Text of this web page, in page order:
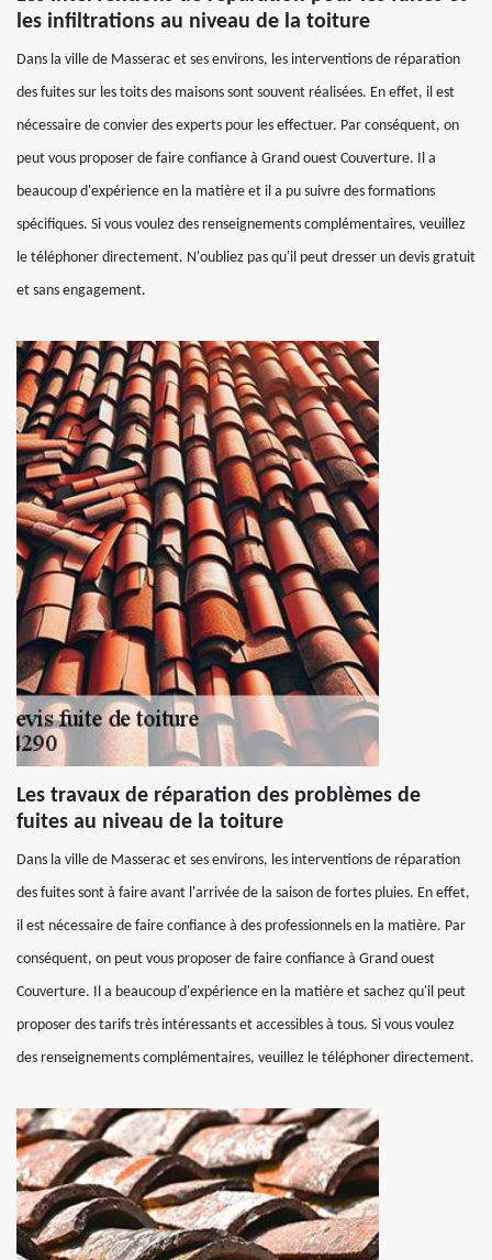
les infiltrations au niveau de la toiture
Dans la ville de Masserac et ses environs, les interventions de réparation
des fuites sur les toits des maisons sont souvent réalisées. En effet, il est
nécessaire de convier des experts pour les effectuer. Par conséquent, on
peut vous proposer de faire confiance à Grand ouest Couverture. Il a
beaucoup d'expérience en la matière et il a pu suivre des formations
spécifiques. Si vous voulez des renseignements complémentaires, veuillez
le téléphoner directement. N'oubliez pas qu'il peut dresser un devis gratuit
et sans engagement.
Les travaux de réparation des problèmes de
fuites au niveau de la toiture
Dans la ville de Masserac et ses environs, les interventions de réparation
des fuites sont à faire avant l'arrivée de la saison de fortes pluies. En effet,
il est nécessaire de faire confiance à des professionnels en la matière. Par
conséquent, on peut vous proposer de faire confiance à Grand ouest
Couverture. Il a beaucoup d'expérience en la matière et sachez qu'il peut
proposer des tarifs très intéressants et accessibles à tous. Si vous voulez
des renseignements complémentaires, veuillez le téléphoner directement.